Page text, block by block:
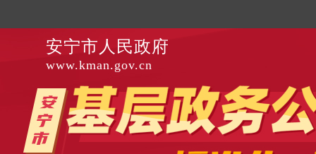
安宁市人民政府
www.kman.gov.cn